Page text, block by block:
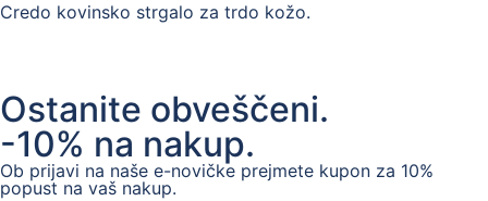
Credo kovinsko strgalo za trdo kožo.
Ostanite obveščeni.
-10% na nakup.
Ob prijavi na naše e-novičke prejmete kupon za 10%
popust na vaš nakup.